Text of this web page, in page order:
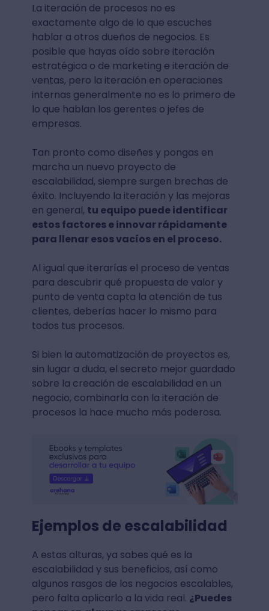
La iteración de procesos no es
exactamente algo de lo que escuches
hablar a otros dueños de negocios. Es
posible que hayas oído sobre iteración
estratégica o de marketing e iteración de
ventas, pero la iteración en operaciones
internas generalmente no es lo primero de
lo que hablan los gerentes o jefes de
empresas.
Tan pronto como diseñes y pongas en
marcha un nuevo proyecto de
escalabilidad, siempre surgen brechas de
éxito. Incluyendo la iteración y las mejoras
en general, tu equipo puede identificar
estos factores e innovar rápidamente
para llenar esos vacíos en el proceso.
Al igual que iterarías el proceso de ventas
para descubrir qué propuesta de valor y
punto de venta capta la atención de tus
clientes, deberías hacer lo mismo para
todos tus procesos.
Si bien la automatización de proyectos es,
sin lugar a duda, el secreto mejor guardado
sobre la creación de escalabilidad en un
negocio, combinarla con la iteración de
procesos la hace mucho más poderosa.
Ejemplos de escalabilidad
A estas alturas, ya sabes qué es la
escalabilidad y sus beneficios, así como
algunos rasgos de los negocios escalables,
pero falta aplicarlo a la vida real. ¿Puedes